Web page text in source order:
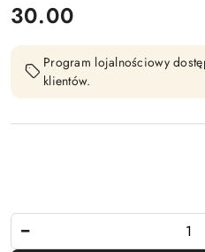
cena:
30.00
Program lojalnościowy
klientów.